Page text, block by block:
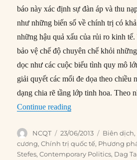
báo này xác định sự đàn áp và thu
như những biến số về chính trị có
những hậu quả xấu của rủi ro kinh
bảo vệ chế độ chuyên chế khỏi
dọc như các cuộc biểu tình quy mô
giải quyết các mối đe dọa theo chiều
dạng chia rẽ tầng lớp tinh hoa. Theo
Continue reading“#21 – Phản ứng
Author
NCQT
Posted
on
23/06/2013 Categories
Biên dịch,
cương,Chính trị quốc tế, Phương
Stefes,Contemporary Politics, Dag